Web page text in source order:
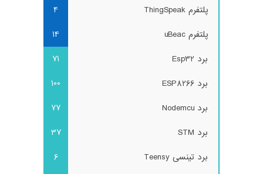
پلتفرم ThingSpeak
4
پلتفرم uBeac
14
برد Esp32
71
برد ESP8266
100
برد Nodemcu
77
برد STM
37
برد تینسی Teensy
6